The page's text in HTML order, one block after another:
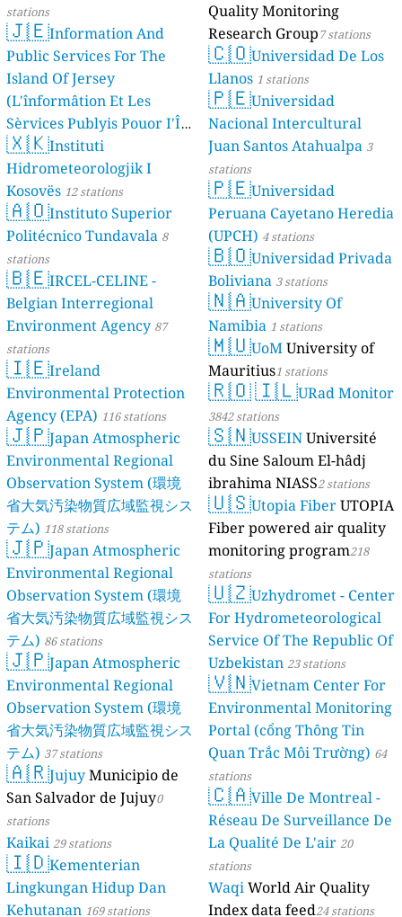
stations
🇯🇪Information And
Public Services For The
Island Of Jersey
(L'înformâtion Et Les
Sèrvices Publyis Pouor I'Île
Dé Jèrri) 2 stations
🇽🇰Instituti
Hidrometeorologjik I
Kosovës 12 stations
🇦🇴Instituto Superior
Politécnico Tundavala 8
stations
🇧🇪IRCEL-CELINE -
Belgian Interregional
Environment Agency 87
stations
🇮🇪Ireland
Environmental Protection
Agency (EPA) 116 stations
🇯🇵Japan Atmospheric
Environmental Regional
Observation System (環境
省大気汚染物質広域監視シス
テム) 118 stations
🇯🇵Japan Atmospheric
Environmental Regional
Observation System (環境
省大気汚染物質広域監視シス
テム) 86 stations
🇯🇵Japan Atmospheric
Environmental Regional
Observation System (環境
省大気汚染物質広域監視シス
テム) 37 stations
🇦🇷Jujuy Municipio de
San Salvador de Jujuy0
stations
Kaikai 29 stations
🇮🇩Kementerian
Lingkungan Hidup Dan
Kehutanan 169 stations
Quality Monitoring
Research Group7 stations
🇨🇴Universidad De Los
Llanos 1 stations
🇵🇪Universidad
Nacional Intercultural
Juan Santos Atahualpa 3
stations
🇵🇪Universidad
Peruana Cayetano Heredia
(UPCH) 4 stations
🇧🇴Universidad Privada
Boliviana 3 stations
🇳🇦University Of
Namibia 1 stations
🇲🇺UoMUniversity of
Mauritius1 stations
🇷🇴🇮🇱URad Monitor
3842 stations
🇸🇳USSEINUniversité
du Sine Saloum El-hâdj
ibrahima NIASS2 stations
🇺🇸Utopia FiberUTOPIA
Fiber powered air quality
monitoring program218
stations
🇺🇿Uzhydromet - Center
For Hydrometeorological
Service Of The Republic Of
Uzbekistan 23 stations
🇻🇳Vietnam Center For
Environmental Monitoring
Portal (cổng Thông Tin
Quan Trắc Môi Trường) 64
stations
🇨🇦Ville De Montreal -
Réseau De Surveillance De
La Qualité De L'air 20
stations
WaqiWorld Air Quality
Index data feed24 stations